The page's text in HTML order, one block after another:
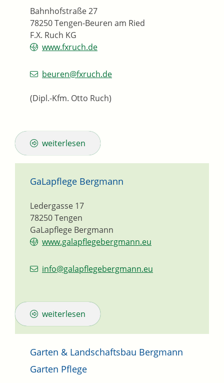
F.X. Ruch KG
Bahnhofstraße 27
78250Tengen-Beuren am Ried
www.fxruch.de
beuren@fxruch.de
(Dipl.-Kfm. Otto Ruch)
weiterlesen
GaLapflege Bergmann
GaLapflege Bergmann
Ledergasse 17
78250Tengen
www.galapflegebergmann.eu
info@galapflegebergmann.eu
weiterlesen
Garten & Landschaftsbau Bergmann
Garten Pflege